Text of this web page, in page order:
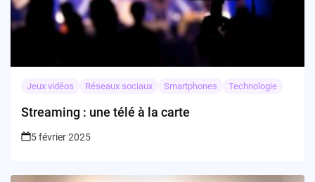
Jeux vidéos Réseaux sociaux Smartphones Technologie
Streaming : une télé à la carte
5 février 2025